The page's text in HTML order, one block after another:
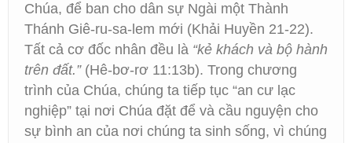
Chúa, để ban cho dân sự Ngài một Thành
Thánh Giê-ru-sa-lem mới (Khải Huyền 21-22).
Tất cả cơ đốc nhân đều là “kẻ khách và bộ hành
trên đất.”(Hê-bơ-rơ 11:13b). Trong chương
trình của Chúa, chúng ta tiếp tục “an cư lạc
nghiệp” tại nơi Chúa đặt để và cầu nguyện cho
sự bình an của nơi chúng ta sinh sống, vì chúng